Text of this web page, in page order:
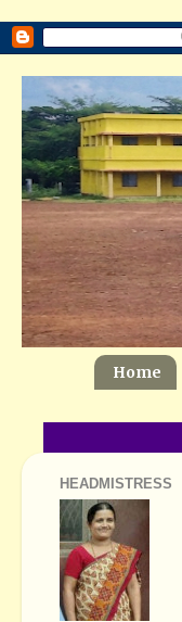
Home
HEADMISTRESS